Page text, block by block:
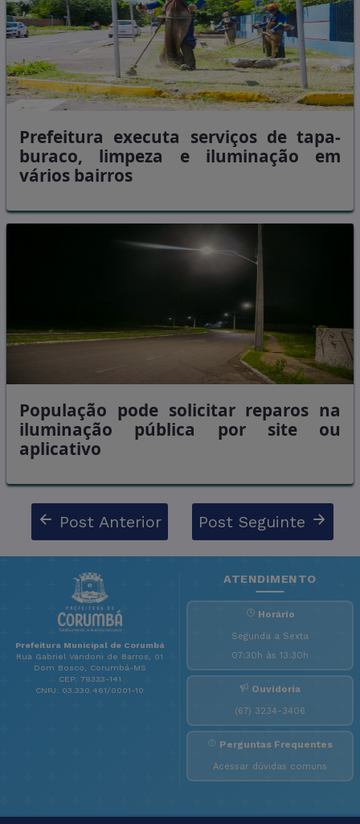
Prefeitura executa serviços de tapa-
buraco, limpeza e iluminação em
vários bairros
População pode solicitar reparos na
iluminação pública por site ou
aplicativo
Post Anterior Post Seguinte
Prefeitura Municipal de Corumbá
Rua Gabriel Vandoni de Barros, 01
Dom Bosco, Corumbá-MS
CEP: 79333-141
CNPJ: 03.330.461/0001-10
ATENDIMENTO
Horário
Segunda a Sexta
07:30h às 13:30h
Ouvidoria
(67) 3234-3406
Perguntas Frequentes
Acessar dúvidas comuns